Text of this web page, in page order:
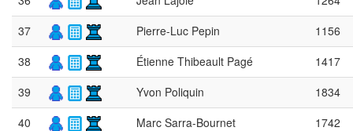
37
Pierre-Luc Pepin
1156
38
Étienne Thibeault Pagé
1417
39
Yvon Poliquin
1834
40
Marc Sarra-Bournet
1742